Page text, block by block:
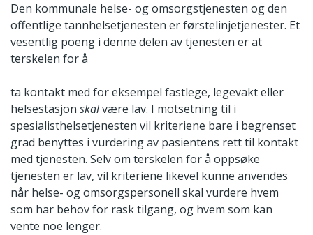
Den kommunale helse- og omsorgstjenesten og den
offentlige tannhelsetjenesten er førstelinjetjenester. Et
vesentlig poeng i denne delen av tjenesten er at
terskelen for å
ta kontakt med for eksempel fastlege, legevakt eller
helsestasjon skalvære lav. I motsetning til i
spesialisthelsetjenesten vil kriteriene bare i begrenset
grad benyttes i vurdering av pasientens rett til kontakt
med tjenesten. Selv om terskelen for å oppsøke
tjenesten er lav, vil kriteriene likevel kunne anvendes
når helse- og omsorgspersonell skal vurdere hvem
som har behov for rask tilgang, og hvem som kan
vente noe lenger.